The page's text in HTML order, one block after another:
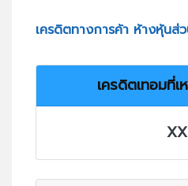
เครดิตทางการค้า ห้างหุ้น
เครดิตเทอมที่
XX